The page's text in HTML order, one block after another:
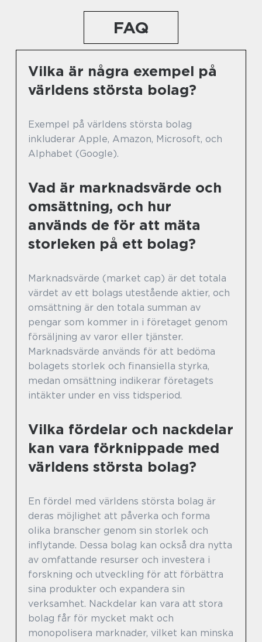
FAQ
Vilka är några exempel på
världens största bolag?
Exempel på världens största bolag
inkluderar Apple, Amazon, Microsoft, och
Alphabet (Google).
Vad är marknadsvärde och
omsättning, och hur
används de för att mäta
storleken på ett bolag?
Marknadsvärde (market cap) är det totala
värdet av ett bolags utestående aktier, och
omsättning är den totala summan av
pengar som kommer in i företaget genom
försäljning av varor eller tjänster.
Marknadsvärde används för att bedöma
bolagets storlek och finansiella styrka,
medan omsättning indikerar företagets
intäkter under en viss tidsperiod.
Vilka fördelar och nackdelar
kan vara förknippade med
världens största bolag?
En fördel med världens största bolag är
deras möjlighet att påverka och forma
olika branscher genom sin storlek och
inflytande. Dessa bolag kan också dra nytta
av omfattande resurser och investera i
forskning och utveckling för att förbättra
sina produkter och expandera sin
verksamhet. Nackdelar kan vara att stora
bolag får för mycket makt och
monopolisera marknader, vilket kan minska